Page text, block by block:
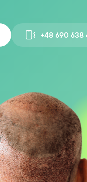
+48 690 638